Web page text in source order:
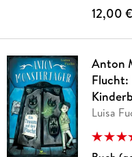
12,00 €
Anton
Flucht:
Luisa